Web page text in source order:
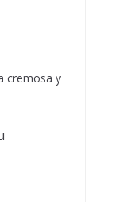
cremosa y